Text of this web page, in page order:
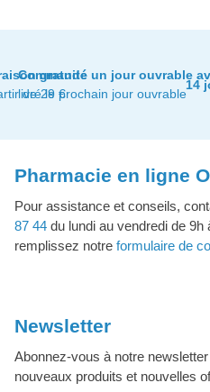
gratuite
de 29 €
Commandé un jour ouvrable
livré le prochain jour ouvrable
14
Pharmacie en ligne
Pour assistance et conseils,
87 44 du lundi au vendredi de 9h
remplissez notre formulaire de
Newsletter
Abonnez-vous à notre
nouveaux produits et nouvelles